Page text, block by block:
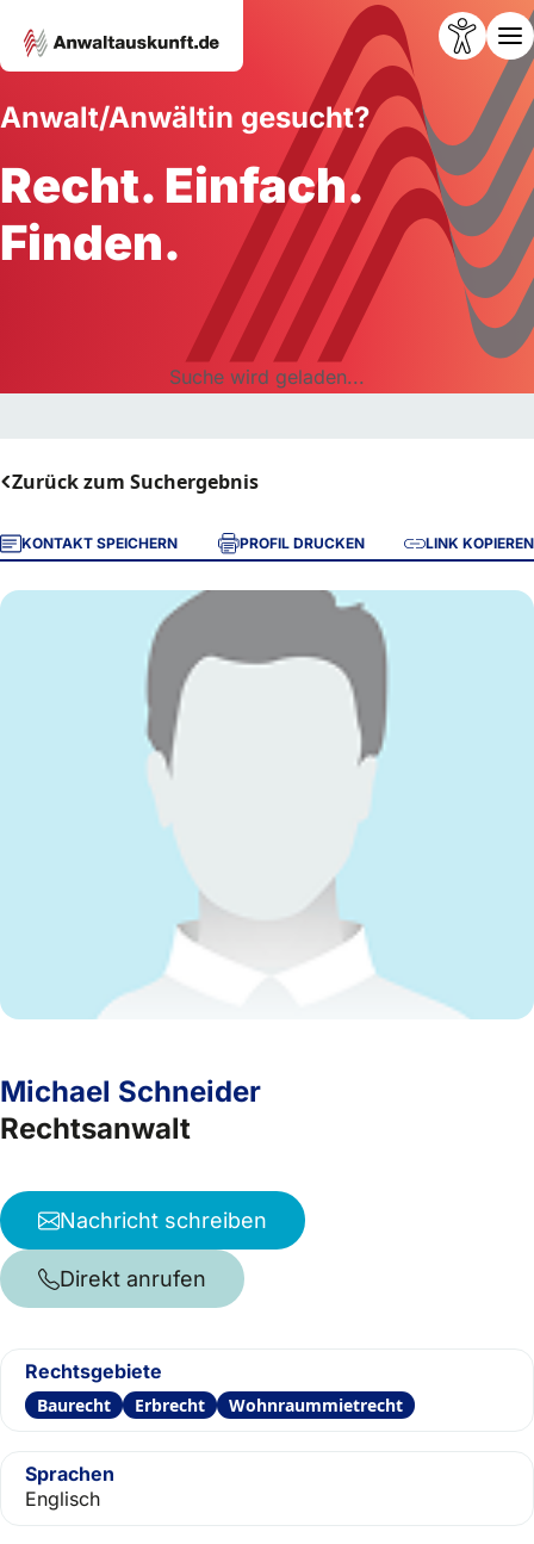
Anwalt/Anwältin gesucht?
Recht. Einfach.
Finden.
Suche wird geladen...
Zurück zum Suchergebnis
KONTAKT SPEICHERN PROFIL DRUCKEN LINK KOPIEREN
Michael Schneider
Rechtsanwalt
Nachricht schreiben
Direkt anrufen
Rechtsgebiete
Baurecht Erbrecht Wohnraummietrecht
Sprachen
Englisch